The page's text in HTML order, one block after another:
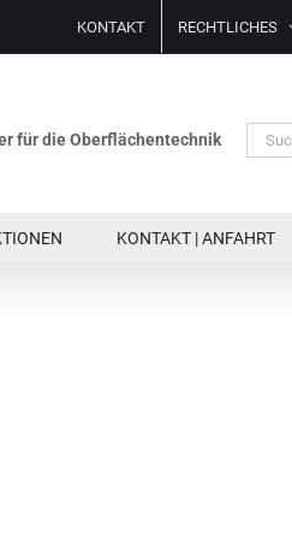
KONTAKT RECHTLICHES
für die Oberflächentechnik
Suche
nach:
KONTAKT | ANFAHRT